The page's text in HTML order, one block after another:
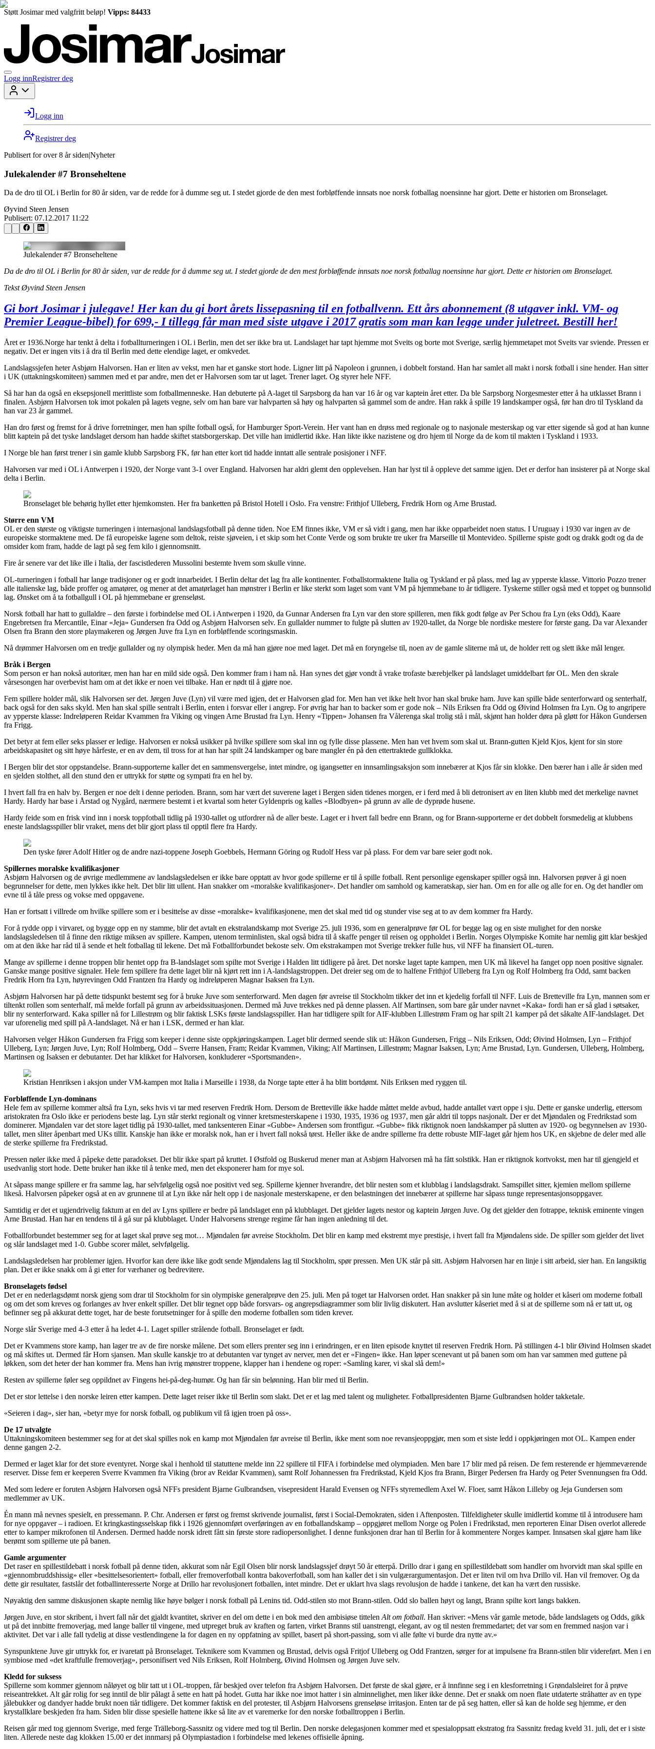
Støtt Josimar med valgfritt beløp! Vipps: 84433
Logg innRegistrer deg
Logg inn
Registrer deg
Publisert for over 8 år siden|Nyheter
Julekalender #7 Bronseheltene
Da de dro til OL i Berlin for 80 år siden, var de redde for å dumme seg ut. I stedet gjorde de den mest forbløffende innsats noe norsk fotballag noensinne har gjort. Dette er historien om Bronselaget.
Øyvind Steen Jensen
Publisert: 07.12.2017 11:22
Julekalender #7 Bronseheltene
Da de dro til OL i Berlin for 80 år siden, var de redde for å dumme seg ut. I stedet gjorde de den mest forbløffende innsats noe norsk fotballag noensinne har gjort. Dette er historien om Bronselaget.
Tekst Øyvind Steen Jensen
Gi bort Josimar i julegave! Her kan du gi bort årets lissepasning til en fotballvenn. Ett års abonnement (8 utgaver inkl. VM- og
Premier League-bibel) for 699,- I tillegg får man med siste utgave i 2017 gratis som man kan legge under juletreet. Bestill her!
Året er 1936.Norge har tenkt å delta i fotballturneringen i OL i Berlin, men det ser ikke bra ut. Landslaget har tapt hjemme mot Sveits og borte mot Sverige, særlig hjemmetapet mot Sveits var sviende. Pressen er
negativ. Det er ingen vits i å dra til Berlin med dette elendige laget, er omkvedet.
Landslagssjefen heter Asbjørn Halvorsen. Han er liten av vekst, men har et ganske stort hode. Ligner litt på Napoleon i grunnen, i dobbelt forstand. Han har samlet all makt i norsk fotball i sine hender. Han sitter
i UK (uttakningskomiteen) sammen med et par andre, men det er Halvorsen som tar ut laget. Trener laget. Og styrer hele NFF.
Så har han da også en eksepsjonell merittliste som fotballmenneske. Han debuterte på A-laget til Sarpsborg da han var 16 år og var kaptein året etter. Da ble Sarpsborg Norgesmester etter å ha utklasset Brann i
finalen. Asbjørn Halvorsen tok imot pokalen på lagets vegne, selv om han bare var halvparten så høy og halvparten så gammel som de andre. Han rakk å spille 19 landskamper også, før han dro til Tyskland da
han var 23 år gammel.
Han dro først og fremst for å drive forretninger, men han spilte fotball også, for Hamburger Sport-Verein. Her vant han en drøss med regionale og to nasjonale mesterskap og var etter sigende så god at han kunne
blitt kaptein på det tyske landslaget dersom han hadde skiftet statsborgerskap. Det ville han imidlertid ikke. Han likte ikke nazistene og dro hjem til Norge da de kom til makten i Tyskland i 1933.
I Norge ble han først trener i sin gamle klubb Sarpsborg FK, før han etter kort tid hadde inntatt alle sentrale posisjoner i NFF.
Halvorsen var med i OL i Antwerpen i 1920, der Norge vant 3-1 over England. Halvorsen har aldri glemt den opplevelsen. Han har lyst til å oppleve det samme igjen. Det er derfor han insisterer på at Norge skal
delta i Berlin.
Bronselaget ble behørig hyllet etter hjemkomsten. Her fra banketten på Bristol Hotell i Oslo. Fra venstre: Frithjof Ulleberg, Fredrik Horn og Arne Brustad.
Større enn VM
OL er den største og viktigste turneringen i internasjonal landslagsfotball på denne tiden. Noe EM finnes ikke, VM er så vidt i gang, men har ikke opparbeidet noen status. I Uruguay i 1930 var ingen av de
europeiske stormaktene med. De få europeiske lagene som deltok, reiste sjøveien, i et skip som het Conte Verde og som brukte tre uker fra Marseille til Montevideo. Spillerne spiste godt og drakk godt og da de
omsider kom fram, hadde de lagt på seg fem kilo i gjennomsnitt.
Fire år senere var det like ille i Italia, der fascistlederen Mussolini bestemte hvem som skulle vinne.
OL-turneringen i fotball har lange tradisjoner og er godt innarbeidet. I Berlin deltar det lag fra alle kontinenter. Fotballstormaktene Italia og Tyskland er på plass, med lag av ypperste klasse. Vittorio Pozzo trener
alle italienske lag, både proffer og amatører, og mener at det amatørlaget han mønstrer i Berlin er like sterkt som laget som vant VM på hjemmebane to år tidligere. Tyskerne stiller også med et toppet og bunnsolid
lag. Ønsket om å ta fotballgull i OL på hjemmebane er grenseløst.
Norsk fotball har hatt to gullaldre – den første i forbindelse med OL i Antwerpen i 1920, da Gunnar Andersen fra Lyn var den store spilleren, men fikk godt følge av Per Schou fra Lyn (eks Odd), Kaare
Engebretsen fra Mercantile, Einar «Jeja» Gundersen fra Odd og Asbjørn Halvorsen selv. En gullalder nummer to fulgte på slutten av 1920-tallet, da Norge ble nordiske mestere for første gang. Da var Alexander
Olsen fra Brann den store playmakeren og Jørgen Juve fra Lyn en forbløffende scoringsmaskin.
Nå drømmer Halvorsen om en tredje gullalder og ny olympisk heder. Men da må han gjøre noe med laget. Det må en foryngelse til, noen av de gamle sliterne må ut, de holder rett og slett ikke mål lenger.
Bråk i Bergen
Som person er han nokså autoritær, men han har en mild side også. Den kommer fram i ham nå. Han synes det gjør vondt å vrake trofaste bærebjelker på landslaget umiddelbart før OL. Men den skrale
vårsesongen har overbevist ham om at det ikke er noen vei tilbake. Han er nødt til å gjøre noe.
Fem spillere holder mål, slik Halvorsen ser det. Jørgen Juve (Lyn) vil være med igjen, det er Halvorsen glad for. Men han vet ikke helt hvor han skal bruke ham. Juve kan spille både senterforward og senterhalf,
back også for den saks skyld. Men han skal spille sentralt i Berlin, enten i forsvar eller i angrep. For øvrig har han to backer som er gode nok – Nils Eriksen fra Odd og Øivind Holmsen fra Lyn. Og to angripere
av ypperste klasse: Indreløperen Reidar Kvammen fra Viking og vingen Arne Brustad fra Lyn. Henry «Tippen» Johansen fra Vålerenga skal trolig stå i mål, skjønt han holder døra på gløtt for Håkon Gundersen
fra Frigg.
Det betyr at fem eller seks plasser er ledige. Halvorsen er nokså usikker på hvilke spillere som skal inn og fylle disse plassene. Men han vet hvem som skal ut. Brann-gutten Kjeld Kjos, kjent for sin store
arbeidskapasitet og sitt høye hårfeste, er en av dem, til tross for at han har spilt 24 landskamper og bare mangler én på den ettertraktede gullklokka.
I Bergen blir det stor oppstandelse. Brann-supporterne kaller det en sammensvergelse, intet mindre, og igangsetter en innsamlingsaksjon som innebærer at Kjos får sin klokke. Den bærer han i alle år siden med
en sjelden stolthet, all den stund den er uttrykk for støtte og sympati fra en hel by.
I hvert fall fra en halv by. Bergen er noe delt i denne perioden. Brann, som har vært det suverene laget i Bergen siden tidenes morgen, er i ferd med å bli detronisert av en liten klubb med det merkelige navnet
Hardy. Hardy har base i Årstad og Nygård, nærmere bestemt i et kvartal som heter Gyldenpris og kalles «Blodbyen» på grunn av alle de dyprøde husene.
Hardy feide som en frisk vind inn i norsk toppfotball tidlig på 1930-tallet og utfordrer nå de aller beste. Laget er i hvert fall bedre enn Brann, og for Brann-supporterne er det dobbelt forsmedelig at klubbens
eneste landslagsspiller blir vraket, mens det blir gjort plass til opptil flere fra Hardy.
Den tyske fører Adolf Hitler og de andre nazi-toppene Joseph Goebbels, Hermann Göring og Rudolf Hess var på plass. For dem var bare seier godt nok.
Spillernes moralske kvalifikasjoner
Asbjørn Halvorsen og de øvrige medlemmene av landslagsledelsen er ikke bare opptatt av hvor gode spillerne er til å spille fotball. Rent personlige egenskaper spiller også inn. Halvorsen prøver å gi noen
begrunnelser for dette, men lykkes ikke helt. Det blir litt ullent. Han snakker om «moralske kvalifikasjoner». Det handler om samhold og kameratskap, sier han. Om en for alle og alle for en. Og det handler om
evne til å tåle press og vokse med oppgavene.
Han er fortsatt i villrede om hvilke spillere som er i besittelse av disse «moralske» kvalifikasjonene, men det skal med tid og stunder vise seg at to av dem kommer fra Hardy.
For å rydde opp i virvaret, og bygge opp en ny stamme, blir det avtalt en ekstralandskamp mot Sverige 25. juli 1936, som en generalprøve før OL for begge lag og en siste mulighet for den norske
landslagsledelsen til å finne den riktige miksen av spillere. Kampen, utenom terminlisten, skal også bidra til å skaffe penger til reisen og oppholdet i Berlin. Norges Olympiske Komite har nemlig gitt klar beskjed
om at den ikke har råd til å sende et helt fotballag til lekene. Det må Fotballforbundet bekoste selv. Om ekstrakampen mot Sverige trekker fulle hus, vil NFF ha finansiert OL-turen.
Mange av spillerne i denne troppen blir hentet opp fra B-landslaget som spilte mot Sverige i Halden litt tidligere på året. Det norske laget tapte kampen, men UK må likevel ha fanget opp noen positive signaler.
Ganske mange positive signaler. Hele fem spillere fra dette laget blir nå kjørt rett inn i A-landslagstroppen. Det dreier seg om de to halfene Frithjof Ulleberg fra Lyn og Rolf Holmberg fra Odd, samt backen
Fredrik Horn fra Lyn, høyrevingen Odd Frantzen fra Hardy og indreløperen Magnar Isaksen fra Lyn.
Asbjørn Halvorsen har på dette tidspunkt bestemt seg for å bruke Juve som senterforward. Men dagen før avreise til Stockholm tikker det inn et kjedelig forfall til NFF. Luis de Bretteville fra Lyn, mannen som er
tiltenkt rollen som senterhalf, må melde forfall på grunn av arbeidssituasjonen. Dermed må Juve trekkes ned på denne plassen. Alf Martinsen, som bare går under navnet «Kaka» fordi han er så glad i søtsaker,
blir ny senterforward. Kaka spiller nå for Lillestrøm og blir faktisk LSKs første landslagsspiller. Han har tidligere spilt for AIF-klubben Lillestrøm Fram og har spilt 21 kamper på det såkalte AIF-landslaget. Det
var uforenelig med spill på A-landslaget. Nå er han i LSK, dermed er han klar.
Halvorsen velger Håkon Gundersen fra Frigg som keeper i denne siste oppkjøringskampen. Laget blir dermed seende slik ut: Håkon Gundersen, Frigg – Nils Eriksen, Odd; Øivind Holmsen, Lyn – Frithjof
Ulleberg, Lyn; Jørgen Juve, Lyn; Rolf Holmberg, Odd – Sverre Hansen, Fram; Reidar Kvammen, Viking; Alf Martinsen, Lillestrøm; Magnar Isaksen, Lyn; Arne Brustad, Lyn. Gundersen, Ulleberg, Holmberg,
Martinsen og Isaksen er debutanter. Det har klikket for Halvorsen, konkluderer «Sportsmanden».
Kristian Henriksen i aksjon under VM-kampen mot Italia i Marseille i 1938, da Norge tapte etter å ha blitt bortdømt. Nils Eriksen med ryggen til.
Forbløffende Lyn-dominans
Hele fem av spillerne kommer altså fra Lyn, seks hvis vi tar med reserven Fredrik Horn. Dersom de Bretteville ikke hadde måttet melde avbud, hadde antallet vært oppe i sju. Dette er ganske underlig, ettersom
aristokraten fra Oslo ikke er periodens beste lag. Lyn står sterkt regionalt og vinner kretsmesterskapene i 1930, 1935, 1936 og 1937, men går aldri til topps nasjonalt. Der er det Mjøndalen og Fredrikstad som
dominerer. Mjøndalen var det store laget tidlig på 1930-tallet, med tanksenteren Einar «Gubbe» Andersen som frontfigur. «Gubbe» fikk riktignok noen landskamper på slutten av 1920- og begynnelsen av 1930-
tallet, men sliter åpenbart med UKs tillit. Kanskje han ikke er moralsk nok, han er i hvert fall nokså tørst. Heller ikke de andre spillerne fra dette robuste MIF-laget går hjem hos UK, en skjebne de deler med alle
de sterke spillerne fra Fredrikstad.
Pressen nøler ikke med å påpeke dette paradokset. Det blir ikke spart på kruttet. I Østfold og Buskerud mener man at Asbjørn Halvorsen må ha fått solstikk. Han er riktignok kortvokst, men har til gjengjeld et
usedvanlig stort hode. Dette bruker han ikke til å tenke med, men det eksponerer ham for mye sol.
At såpass mange spillere er fra samme lag, har selvfølgelig også noe positivt ved seg. Spillerne kjenner hverandre, det blir nesten som et klubblag i landslagsdrakt. Samspillet sitter, kjemien mellom spillerne
likeså. Halvorsen påpeker også at en av grunnene til at Lyn ikke når helt opp i de nasjonale mesterskapene, er den belastningen det innebærer at spillerne har såpass tunge representasjonsoppgaver.
Samtidig er det et ugjendrivelig faktum at en del av Lyns spillere er bedre på landslaget enn på klubblaget. Det gjelder lagets nestor og kaptein Jørgen Juve. Og det gjelder den fotrappe, teknisk eminente vingen
Arne Brustad. Han har en tendens til å gå sur på klubblaget. Under Halvorsens strenge regime får han ingen anledning til det.
Fotballforbundet bestemmer seg for at laget skal prøve seg mot… Mjøndalen før avreise Stockholm. Det blir en kamp med ekstremt mye prestisje, i hvert fall fra Mjøndalens side. De spiller som gjelder det livet
og slår landslaget med 1-0. Gubbe scorer målet, selvfølgelig.
Landslagsledelsen har problemer igjen. Hvorfor kan dere ikke like godt sende Mjøndalens lag til Stockholm, spør pressen. Men UK står på sitt. Asbjørn Halvorsen har en linje i sitt arbeid, sier han. En langsiktig
plan. Det er ikke snakk om å gi etter for værhaner og bedrevitere.
Bronselagets fødsel
Det er en nederlagsdømt norsk gjeng som drar til Stockholm for sin olympiske generalprøve den 25. juli. Men på toget tar Halvorsen ordet. Han snakker på sin lune måte og holder et kåseri om moderne fotball
og om det som kreves og forlanges av hver enkelt spiller. Det blir tegnet opp både forsvars- og angrepsdiagrammer som blir livlig diskutert. Han avslutter kåseriet med å si at de spillerne som nå er tatt ut, og
befinner seg på akkurat dette toget, har de beste forutsetninger for å spille den moderne fotballen som tiden krever.
Norge slår Sverige med 4-3 etter å ha ledet 4-1. Laget spiller strålende fotball. Bronselaget er født.
Det er Kvammens store kamp, han lager tre av de fire norske målene. Det som ellers prenter seg inn i erindringen, er en liten episode knyttet til reserven Fredrik Horn. På stillingen 4-1 blir Øivind Holmsen skadet
og må skiftes ut. Dermed får Horn sjansen. Man skulle kanskje tro at debutanten var tynget av nerver, men det er «Fingen» ikke. Han løper scenevant ut på banen som om han var sammen med guttene på
løkken, som det heter der han kommer fra. Mens han ivrig mønstrer troppene, klapper han i hendene og roper: «Samling karer, vi skal slå dem!»
Resten av spillerne føler seg oppildnet av Fingens hei-på-deg-humør. Og han får sin belønning. Han blir med til Berlin.
Det er stor lettelse i den norske leiren etter kampen. Dette laget reiser ikke til Berlin som slakt. Det er et lag med talent og muligheter. Fotballpresidenten Bjarne Gulbrandsen holder takketale.
«Seieren i dag», sier han, «betyr mye for norsk fotball, og publikum vil få igjen troen på oss».
De 17 utvalgte
Uttakningskomiteen bestemmer seg for at det skal spilles nok en kamp mot Mjøndalen før avreise til Berlin, ikke ment som noe revansjeoppgjør, men som et siste ledd i oppkjøringen mot OL. Kampen ender
denne gangen 2-2.
Dermed er laget klar for det store eventyret. Norge skal i henhold til statuttene melde inn 22 spillere til FIFA i forbindelse med olympiaden. Men bare 17 blir med på reisen. De fem resterende er hjemmeværende
reserver. Disse fem er keeperen Sverre Kvammen fra Viking (bror av Reidar Kvammen), samt Rolf Johannessen fra Fredrikstad, Kjeld Kjos fra Brann, Birger Pedersen fra Hardy og Peter Svennungsen fra Odd.
Med som ledere er foruten Asbjørn Halvorsen også NFFs president Bjarne Gulbrandsen, visepresident Harald Evensen og NFFs styremedlem Axel W. Floer, samt Håkon Lilleby og Jeja Gundersen som
medlemmer av UK.
Én mann må nevnes spesielt, en pressemann. P. Chr. Andersen er først og fremst skrivende journalist, først i Social-Demokraten, siden i Aftenposten. Tilfeldigheter skulle imidlertid komme til å introdusere ham
for nye oppgaver – i radioen. Et kringkastingsselskap fikk i 1926 gjennomført overføringen av en fotballandskamp – oppgjøret mellom Norge og Polen i Fredrikstad, men reporteren Einar Disen overlot allerede
etter to kamper mikrofonen til Andersen. Dermed hadde norsk idrett fått sin første store radiopersonlighet. I denne funksjonen drar han til Berlin for å kommentere Norges kamper. Innsatsen skal gjøre ham like
berømt som spillerne ute på banen.
Gamle argumenter
Det raser en spillestildebatt i norsk fotball på denne tiden, akkurat som når Egil Olsen blir norsk landslagssjef drøyt 50 år etterpå. Drillo drar i gang en spillestildebatt som handler om hvorvidt man skal spille en
«gjennombruddshissig» eller «besittelsesorientert» fotball, eller fremoverfotball kontra bakoverfotball, som han kaller det i sin vulgærargumentasjon. Det er liten tvil om hva Drillo vil. Han vil fremover. Og da
dette gir resultater, fastslår det fotballinteresserte Norge at Drillo har revolusjonert fotballen, intet mindre. Det er uklart hva slags revolusjon de hadde i tankene, det kan ha vært den russiske.
Nøyaktig den samme diskusjonen skapte nemlig like høye bølger i norsk fotball på Lenins tid. Odd-stilen sto mot Brann-stilen. Odd slo ballen høyt og langt, Brann spilte kort langs bakken.
Jørgen Juve, en stor skribent, i hvert fall når det gjaldt kvantitet, skriver en del om dette i en bok med den ambisiøse tittelen Alt om fotball. Han skriver: «Mens vår gamle metode, både landslagets og Odds, gikk
ut på det innbitte fremoverjag, med lange baller til vingene, med utpreget bruk av kraften og farten, virket Branns stil uanstrengt, elegant, av og til nesten fremmedartet; det var som en fremmed nasjon var i
aktivitet. Det var i alle fall tydelig at disse vestlendingene la for dagen en ny oppfatning av spillet, basert på short-passing, som vi alle følte vi burde dra nytte av.»
Synspunktene Juve gir uttrykk for, er ivaretatt på Bronselaget. Teknikere som Kvammen og Brustad, delvis også Fritjof Ulleberg og Odd Frantzen, sørger for at impulsene fra Brann-stilen blir videreført. Men i en
symbiose med «det kraftfulle fremoverjag», personifisert ved Nils Eriksen, Rolf Holmberg, Øivind Holmsen og Jørgen Juve selv.
Kledd for suksess
Spillerne som kommer gjennom nåløyet og blir tatt ut i OL-troppen, får beskjed over telefon fra Asbjørn Halvorsen. Det første de skal gjøre, er å innfinne seg i en klesforretning i Grøndalsleiret for å prøve
reiseantrekket. Alt går rolig for seg inntil de blir pålagt å sette en hatt på hodet. Gutta har ikke noe imot hatter i sin alminnelighet, men liker ikke denne. Det er snakk om noen flate utdaterte stråhatter av en type
jålebukker og dandyer hadde brukt noen tiår tidligere. Det kommer faktisk en del protester, til Asbjørn Halvorsens grenseløse irritasjon. Enten tar de på seg hatten, eller så kan de holde seg hjemme, er den
krystallklare beskjeden fra ham. Siden blir disse spesielle hattene ikke så lite av et varemerke for den norske fotballtroppen i Berlin.
Reisen går med tog gjennom Sverige, med ferge Trälleborg-Sassnitz og videre med tog til Berlin. Den norske delegasjonen kommer med et spesialoppsatt ekstratog fra Sassnitz fredag kveld 31. juli, det er i siste
liten. Allerede neste dag klokken 15.00 er det innmarsj på Olympiastadion i forbindelse med lekenes offisielle åpning.